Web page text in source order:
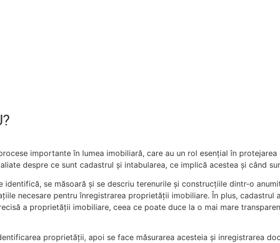
importante în lumea imobiliară, care au un rol esențial în
despre ce sunt cadastrul și intabularea, ce implică acestea și când
identifică, se măsoară și se descriu terenurile și construcțiile dintr-o
necesare pentru înregistrarea proprietății imobiliare. În plus,
a proprietății imobiliare, ceea ce poate duce la o mai mare
proprietății, apoi se face măsurarea acesteia și inregistrarea